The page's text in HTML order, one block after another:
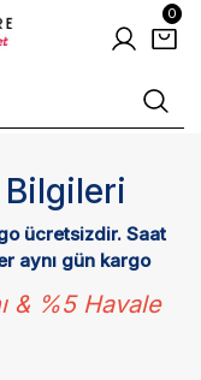
0
ücretsizdir. Saat
aynı gün kargo
& %5 Havale